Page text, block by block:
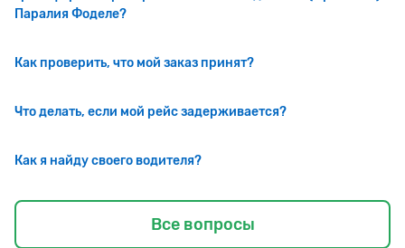
Паралия Фоделе?
Как проверить, что мой заказ принят?
Что делать, если мой рейс задерживается?
Как я найду своего водителя?
Все вопросы